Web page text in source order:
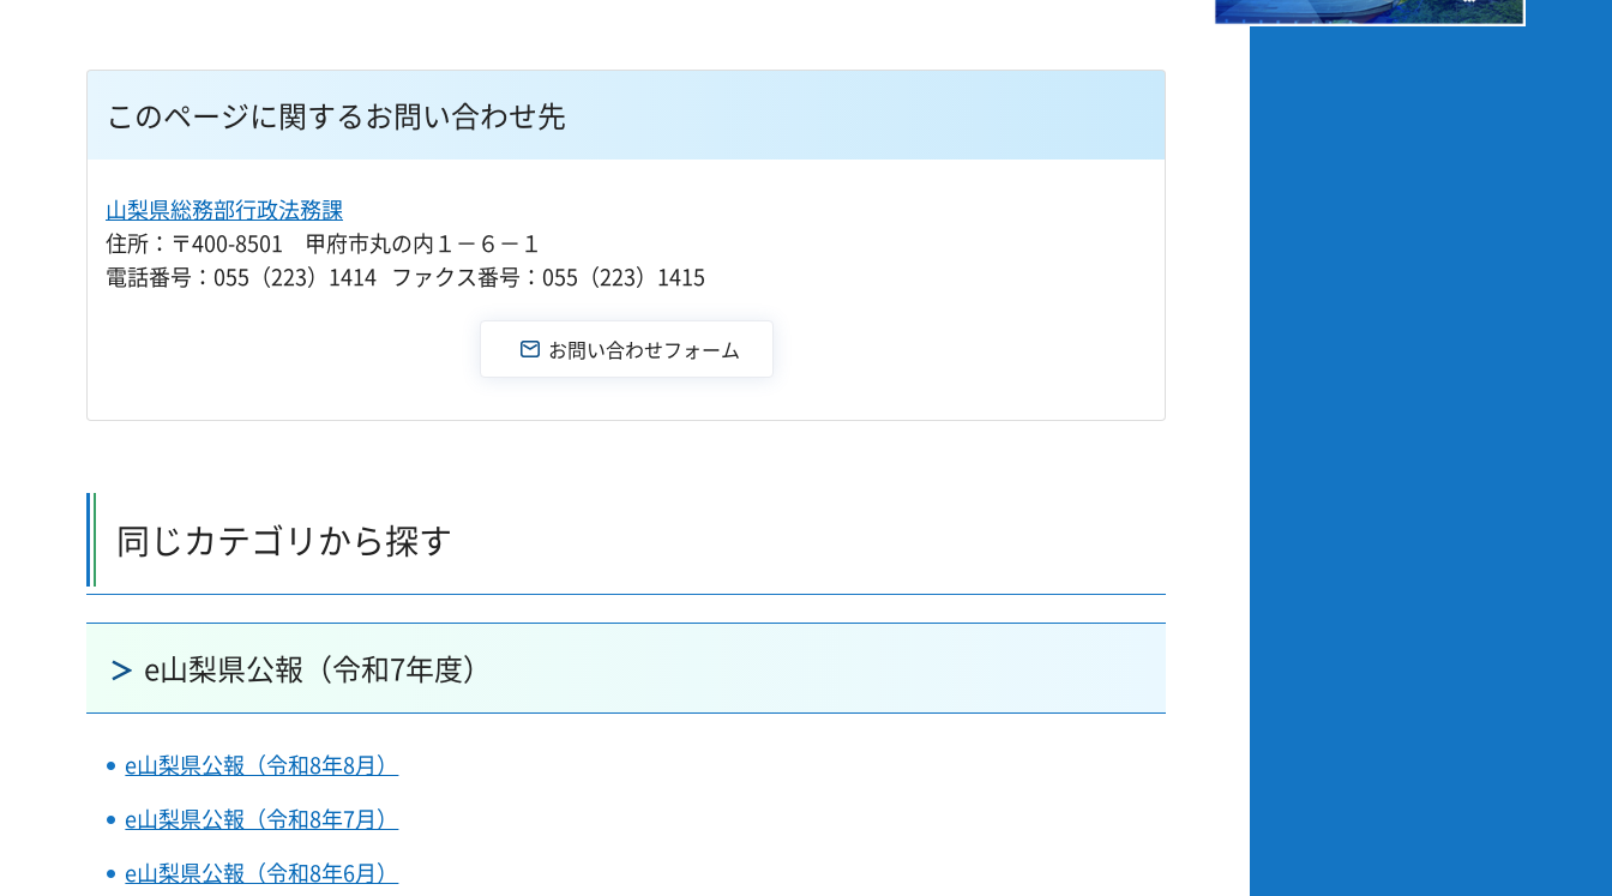
このページに関するお問い合わせ先
山梨県総務部行政法務課
住所：〒400-8501 甲府市丸の内１－６－１
電話番号：055（223）1414 ファクス番号：055（223）1415
同じカテゴリから探す
e山梨県公報（令和7年度）
e山梨県公報（令和8年8月）
e山梨県公報（令和8年7月）
e山梨県公報（令和8年6月）